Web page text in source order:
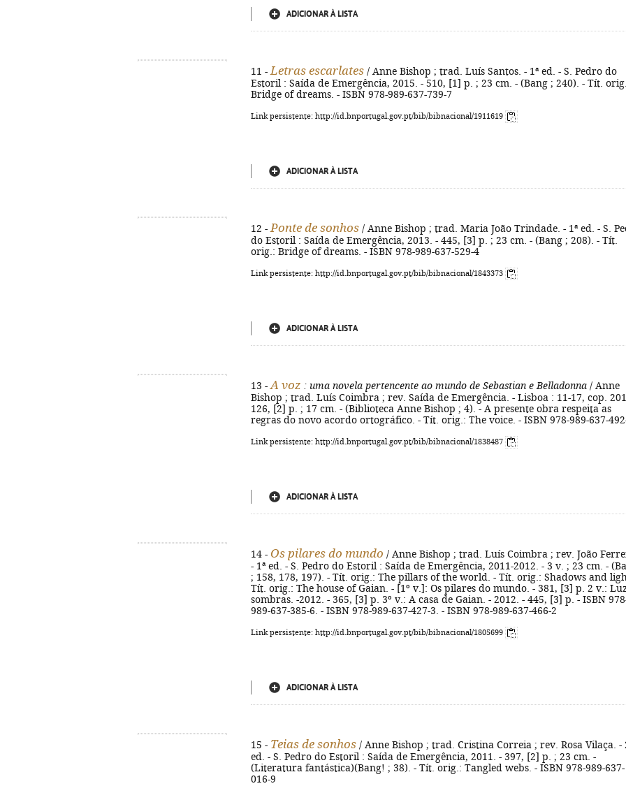
ADICIONAR À LISTA
11 - Letras escarlates / Anne Bishop ; trad. Luís Santos. - 1ª ed. - S. Pedro do
Estoril : Saída de Emergência, 2015. - 510, [1] p. ; 23 cm. - (Bang ; 240). - Tít.
Bridge of dreams. - ISBN 978-989-637-739-7
Link persistente: http://id.bnportugal.gov.pt/bib/bibnacional/1911619
ADICIONAR À LISTA
12 - Ponte de sonhos / Anne Bishop ; trad. Maria João Trindade. - 1ª ed. - S.
do Estoril : Saída de Emergência, 2013. - 445, [3] p. ; 23 cm. - (Bang ; 208). - Tít.
orig.: Bridge of dreams. - ISBN 978-989-637-529-4
Link persistente: http://id.bnportugal.gov.pt/bib/bibnacional/1843373
ADICIONAR À LISTA
13 - A voz : uma novela pertencente ao mundo de Sebastian e Belladonna / Anne
Bishop ; trad. Luís Coimbra ; rev. Saída de Emergência. - Lisboa : 11-17, cop.
126, [2] p. ; 17 cm. - (Biblioteca Anne Bishop ; 4). - A presente obra respeita as
regras do novo acordo ortográfico. - Tít. orig.: The voice. - ISBN 978-989-637-
Link persistente: http://id.bnportugal.gov.pt/bib/bibnacional/1838487
ADICIONAR À LISTA
14 - Os pilares do mundo / Anne Bishop ; trad. Luís Coimbra ; rev. João
- 1ª ed. - S. Pedro do Estoril : Saída de Emergência, 2011-2012. - 3 v. ; 23 cm. -
; 158, 178, 197). - Tít. orig.: The pillars of the world. - Tít. orig.: Shadows and
Tít. orig.: The house of Gaian. - [1º v.]: Os pilares do mundo. - 381, [3] p. 2 v.:
sombras. -2012. - 365, [3] p. 3º v.: A casa de Gaian. - 2012. - 445, [3] p. - ISBN
989-637-385-6. - ISBN 978-989-637-427-3. - ISBN 978-989-637-466-2
Link persistente: http://id.bnportugal.gov.pt/bib/bibnacional/1805699
ADICIONAR À LISTA
15 - Teias de sonhos / Anne Bishop ; trad. Cristina Correia ; rev. Rosa Vilaça. -
ed. - S. Pedro do Estoril : Saída de Emergência, 2011. - 397, [2] p. ; 23 cm. -
(Literatura fantástica)(Bang! ; 38). - Tít. orig.: Tangled webs. - ISBN 978-989-637-
016-9